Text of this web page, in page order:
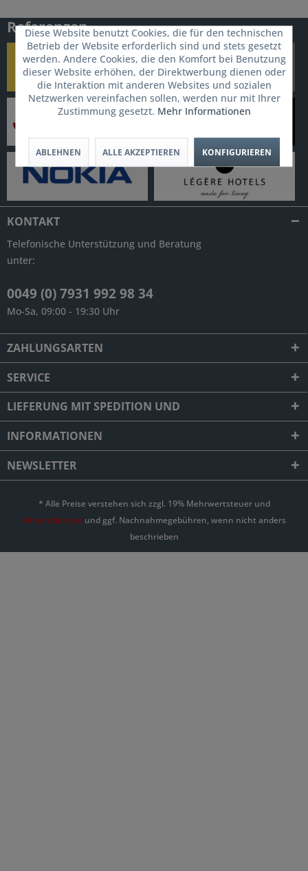
Referenzen
KONTAKT
Telefonische Unterstützung und Beratung
unter:
0049 (0) 7931 992 98 34
Mo-Sa, 09:00 - 19:30 Uhr
ZAHLUNGSARTEN
SERVICE
LIEFERUNG MIT SPEDITION UND
INFORMATIONEN
NEWSLETTER
* Alle Preise verstehen sich zzgl. 19% Mehrwertsteuer und
Versandkosten und ggf. Nachnahmegebühren, wenn nicht anders
beschrieben
Diese Website benutzt Cookies, die für den technischen
Betrieb der Website erforderlich sind und stets gesetzt
werden. Andere Cookies, die den Komfort bei Benutzung
dieser Website erhöhen, der Direktwerbung dienen oder
die Interaktion mit anderen Websites und sozialen
Netzwerken vereinfachen sollen, werden nur mit Ihrer
Zustimmung gesetzt. Mehr Informationen
ABLEHNEN ALLE AKZEPTIEREN KONFIGURIEREN